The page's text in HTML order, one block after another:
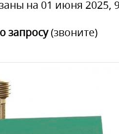
на 01 июня 2025,
запросу(звоните)